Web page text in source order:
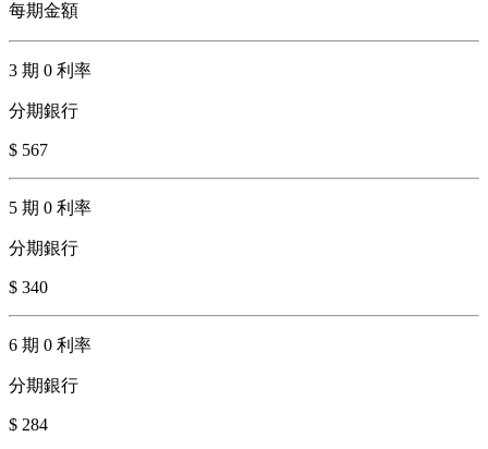
每期金額
3 期 0 利率
分期銀行
$ 567
5 期 0 利率
分期銀行
$ 340
6 期 0 利率
分期銀行
$ 284